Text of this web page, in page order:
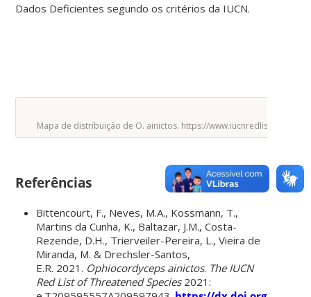
Dados Deficientes segundo os critérios da IUCN.
Mapa de distribuição de O. ainictos. https://www.iucnredlist.org/
Referências
Bittencourt, F., Neves, M.A., Kossmann, T.,
Martins da Cunha, K., Baltazar, J.M., Costa-
Rezende, D.H., Trierveiler-Pereira, L., Vieira de
Miranda, M. & Drechsler-Santos,
E.R. 2021. Ophiocordyceps ainictos. The IUCN
Red List of Threatened Species2021: